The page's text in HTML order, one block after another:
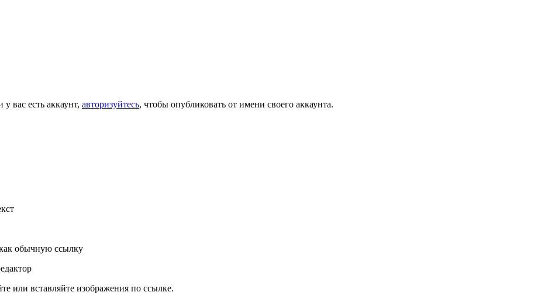
вас есть аккаунт, авторизуйтесь, чтобы опубликовать от имени своего аккаунта.
обычную ссылку
или вставляйте изображения по ссылке.